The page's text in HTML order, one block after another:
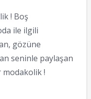
! Boş
ile ilgili
gözüne
seninle paylaşan
!